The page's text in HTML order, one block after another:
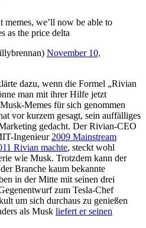
we’ll now be able to
as the price delta
November 10,
dazu, wenn die Formel „Rivian
man mit ihrer Hilfe jetzt
Memes für sich genommen
vor kurzem gesagt, sein auffälliges
gedacht. Der Rivian-CEO
Ingenieur 2009 Mainstream
Rivian machte, steckt wohl
wie Musk. Trotzdem kann der
Branche kaum bekannte
in der Mitte mit seinen drei
zum Tesla-Chef
um sich durchaus zu genießen
als Musk liefert er seinen